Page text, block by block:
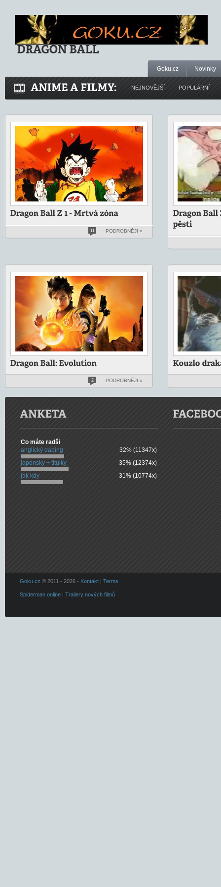
Goku.cz Novinky
NEJNOVĚJŠÍ POPULÁRNÍ
11 PODROBNĚJI »
2 PODROBNĚJI »
Co máte radši
anglický dabing
32% (11347x)
japonsky + titulky
35% (12374x)
jak kdy
31% (10774x)
Goku.cz © 2011 - 2026 - Kontakt | Terms
Spiderman online | Trailery nových filmů